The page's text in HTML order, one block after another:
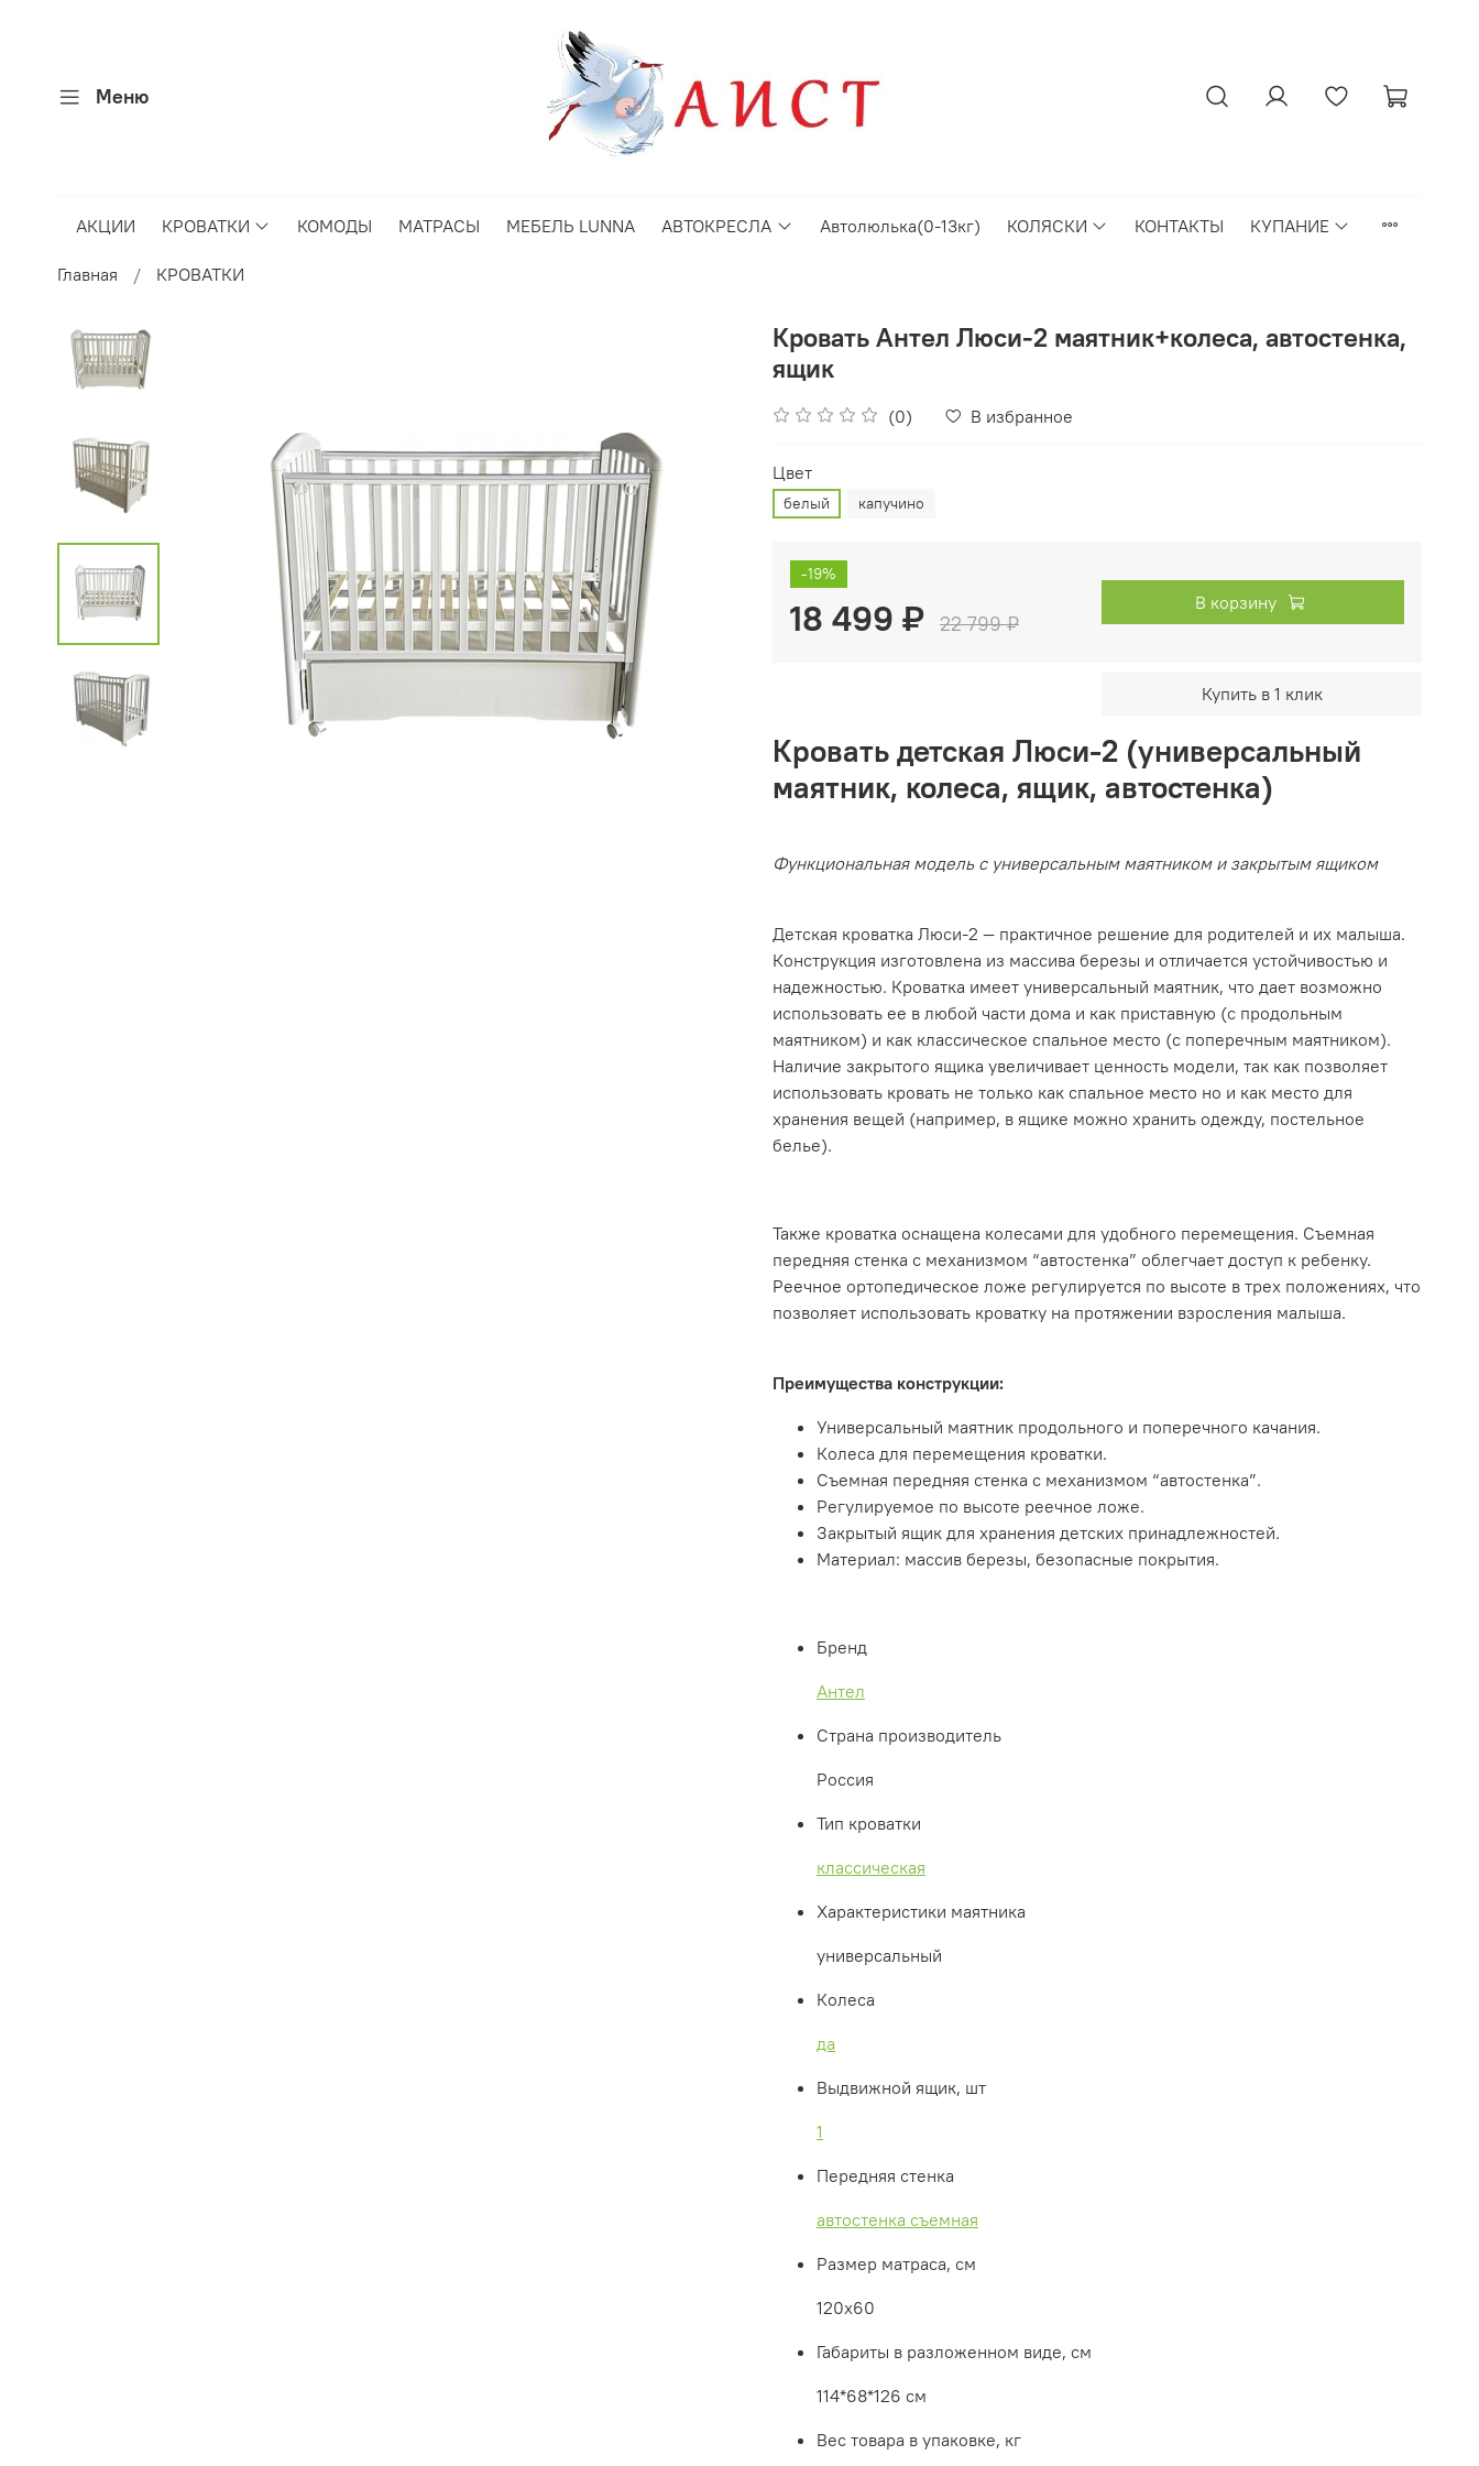
Меню
АКЦИИ КРОВАТКИ КОМОДЫ МАТРАСЫ МЕБЕЛЬ LUNNA АВТОКРЕСЛА Автолюлька(0-13кг) КОЛЯСКИ КОНТАКТЫ КУПАНИЕ
Главная КРОВАТКИ
Кровать Антел Люси-2 маятник+колеса, автостенка,
ящик
(0) В избранное
Цвет
белый капучино
-19%
18 499 ₽ 22 799 ₽
В корзину
Купить в 1 клик
Кровать детская Люси-2 (универсальный
маятник, колеса, ящик, автостенка)
Функциональная модель с универсальным маятником и закрытым ящиком
Детская кроватка Люси-2 — практичное решение для родителей и их малыша.
Конструкция изготовлена из массива березы и отличается устойчивостью и
надежностью. Кроватка имеет универсальный маятник, что дает возможно
использовать ее в любой части дома и как приставную (с продольным
маятником) и как классическое спальное место (с поперечным маятником).
Наличие закрытого ящика увеличивает ценность модели, так как позволяет
использовать кровать не только как спальное место но и как место для
хранения вещей (например, в ящике можно хранить одежду, постельное
белье).
Также кроватка оснащена колесами для удобного перемещения. Съемная
передняя стенка с механизмом “автостенка” облегчает доступ к ребенку.
Реечное ортопедическое ложе регулируется по высоте в трех положениях, что
позволяет использовать кроватку на протяжении взросления малыша.
Преимущества конструкции:
Универсальный маятник продольного и поперечного качания.
Колеса для перемещения кроватки.
Съемная передняя стенка с механизмом “автостенка”.
Регулируемое по высоте реечное ложе.
Закрытый ящик для хранения детских принадлежностей.
Материал: массив березы, безопасные покрытия.
Бренд
Антел
Страна производитель
Россия
Тип кроватки
классическая
Характеристики маятника
универсальный
Колеса
да
Выдвижной ящик, шт
1
Передняя стенка
автостенка съемная
Размер матраса, см
120х60
Габариты в разложенном виде, см
114*68*126 см
Вес товара в упаковке, кг